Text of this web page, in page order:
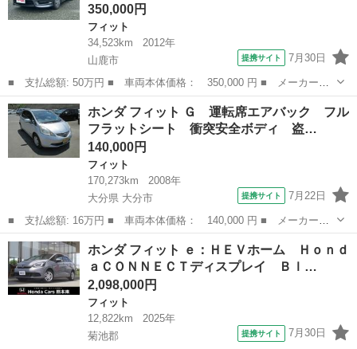
350,000円
フィット
34,523km
2012年
山鹿市
提携サイト 7月30日
■ 支払総額: 50万円 ■ 車両本体価格： 350,000 円 ■ メーカー
名： ホンダ ■ 車種名： フィットシャトルハイブリッド ■ グレ
ード名： ハイブリッド ドライブレコーダー ＥＴＣ バックカメ
ラ ナビ ＴＶ ...
熊本 山鹿市 フィット
ホンダ フィット Ｇ 運転席エアバック フル
フラットシート 衝突安全ボディ 盗…
140,000円
フィット
170,273km
2008年
大分県 大分市
提携サイト 7月22日
■ 支払総額: 16万円 ■ 車両本体価格： 140,000 円 ■ メーカー
名： ホンダ ■ 車種名： フィット ■ グレード名： Ｇ 運転席
エアバック フルフラットシート 衝突安全ボディ 盗難防止システ
ム パワーウィン...
大分 大分市 フィット
ホンダ フィット ｅ：ＨＥＶホーム Ｈｏｎｄ
ａＣＯＮＮＥＣＴディスプレイ Ｂｌ…
2,098,000円
フィット
12,822km
2025年
菊池郡
提携サイト 7月30日